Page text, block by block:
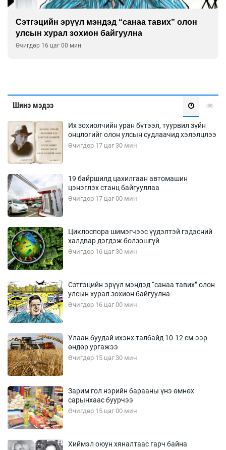
Сэтгэцийн эрүүл мэндэд “санаа тавих” олон
улсын хурал зохион байгуулна
Өчигдөр 16 цаг 00 мин
Шинэ мэдээ
Их зохиолчийн уран бүтээл, туурвил зүйн
онцлогийг олон улсын судлаачид хэлэлцлээ
Өчигдөр 17 цаг 30 мин
19 байршилд цахилгаан автомашин
цэнэглэх станц байгууллаа
Өчигдөр 17 цаг 00 мин
Циклоспора шимэгчээс үүдэлтэй гэдэсний
халдвар дэгдэж болзошгүй
Өчигдөр 16 цаг 30 мин
Сэтгэцийн эрүүл мэндэд “санаа тавих” олон
улсын хурал зохион байгуулна
Өчигдөр 16 цаг 00 мин
Улаан буудай ихэнх талбайд 10-12 см-ээр
өндөр ургажээ
Өчигдөр 15 цаг 30 мин
Зарим гол нэрийн барааны үнэ өмнөх
сарынхаас буурчээ
Өчигдөр 15 цаг 00 мин
Хиймэл оюун хяналтаас гарч байна